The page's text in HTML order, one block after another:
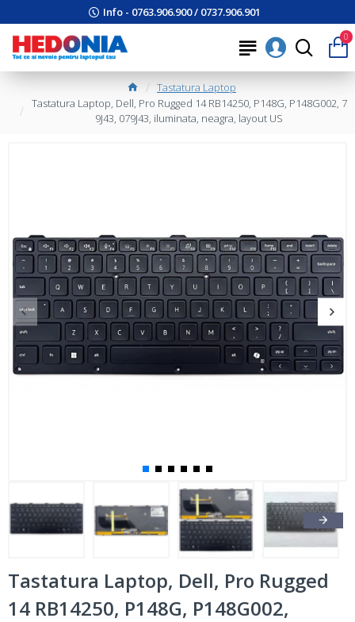
Info - 0763.906.900 / 0737.906.901
0
Tastatura Laptop
Tastatura Laptop, Dell, Pro Rugged 14 RB14250, P148G, P148G002, 7
9J43, 079J43, iluminata, neagra, layout US
Tastatura Laptop, Dell, Pro Rugged
14 RB14250, P148G, P148G002,